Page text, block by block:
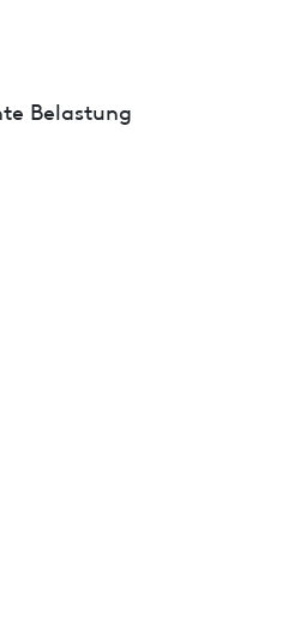
Belastung